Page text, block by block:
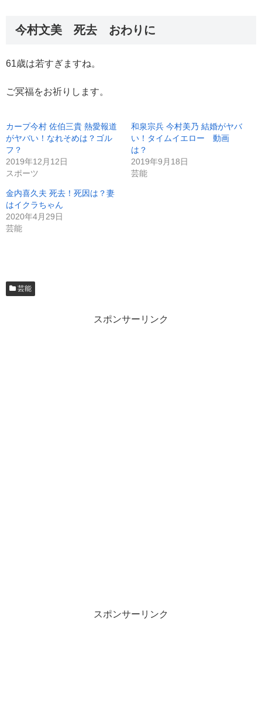
今村文美 死去 おわりに
61歳は若すぎますね。
ご冥福をお祈りします。
カープ今村 佐伯三貴 熱愛報道
がヤバい！なれそめは？ゴル
フ？
2019年12月12日
スポーツ
和泉宗兵 今村美乃 結婚がヤバ
い！タイムイエロー 動画
は？
2019年9月18日
芸能
金内喜久夫 死去！死因は？妻
はイクラちゃん
2020年4月29日
芸能
芸能
スポンサーリンク
スポンサーリンク